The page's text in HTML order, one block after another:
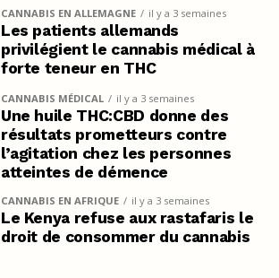
CANNABIS EN ALLEMAGNE il y a 3 semaines
Les patients allemands
privilégient le cannabis médical à
forte teneur en THC
CANNABIS MÉDICAL il y a 3 semaines
Une huile THC:CBD donne des
résultats prometteurs contre
l’agitation chez les personnes
atteintes de démence
CANNABIS EN AFRIQUE il y a 3 semaines
Le Kenya refuse aux rastafaris le
droit de consommer du cannabis